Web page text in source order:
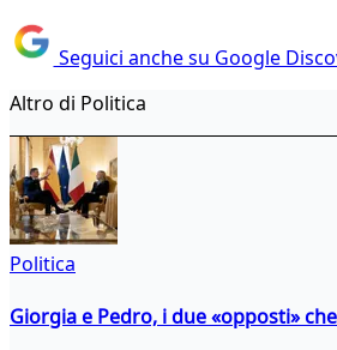
Seguici anche su Google
Altro di Politica
Politica
Giorgia e Pedro, i due «opposti»